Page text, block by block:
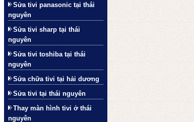
Sửa tivi panasonic tại thái
nguyên
Sửa tivi sharp tại thái
nguyên
Sửa tivi toshiba tại thái
nguyên
Sửa chữa tivi tại hải dương
Sửa tivi tại thái nguyên
Thay màn hình tivi ở thái
nguyên